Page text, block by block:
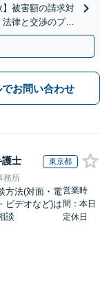
被害額の請求対
律と交渉のプロ
でお問い合わせ
護士 東京都
務所
方法(対面・電
ビデオなど)は
談
営業時
間：本日
定休日